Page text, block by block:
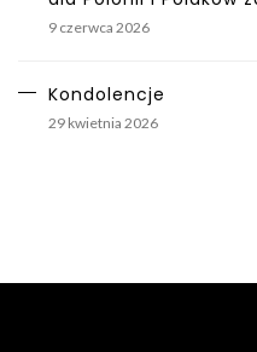
9 czerwca 2026
Kondolencje
29 kwietnia 2026